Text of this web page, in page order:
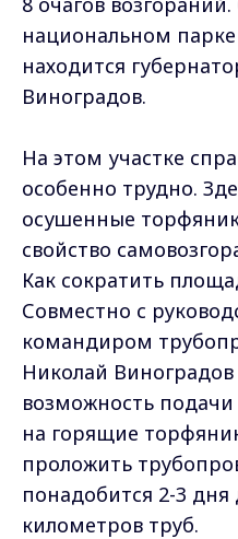
национальном
находится
Виноградов.
На этом участке
особенно трудно.
осушенные
свойство
Как сократить
Совместно с
командиром
Николай
возможность
на горящие
проложить
понадобится 2-3
километров труб.